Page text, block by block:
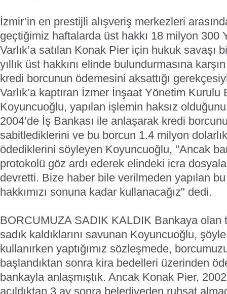
İzmir’in en prestijli alışveriş merkezleri
geçtiğimiz haftalarda üst hakkı 18 milyon 300
Varlık’a satılan Konak Pier için hukuk savaşı
yıllık üst hakkını elinde bulundurmasına
kredi borcunun ödemesini aksattığı
Varlık’a kaptıran İzmer İnşaat Yönetim Kurulu
Koyuncuoğlu, yapılan işlemin haksız
2004’de İş Bankası ile anlaşarak kredi
sabitlediklerini ve bu borcun 1.4 milyon dolarlık
ödediklerini söyleyen Koyuncuoğlu, "Ancak
protokolü göz ardı ederek elindeki icra
devretti. Bize haber bile verilmeden yapılan
hakkımızı sonuna kadar kullanacağız" dedi.
BORCUMUZA SADIK KALDIK Bankaya olan
sadık kaldıklarını savunan Koyuncuoğlu,
kullanırken yaptığımız sözleşmede,
başlandıktan sonra kira bedelleri üzerinden
bankayla anlaşmıştık. Ancak Konak Pier, 2002
açıldıktan 3 ay sonra belediyeden ruhsat